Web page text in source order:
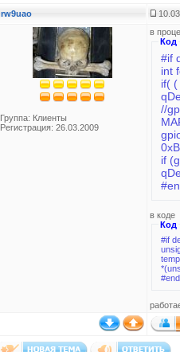
rw9uao
Группа: Клиенты
Регистрация: 26.03.2009
в
Код
#if
int
if(
//
gpio_base =
if
в коде
Код
#if